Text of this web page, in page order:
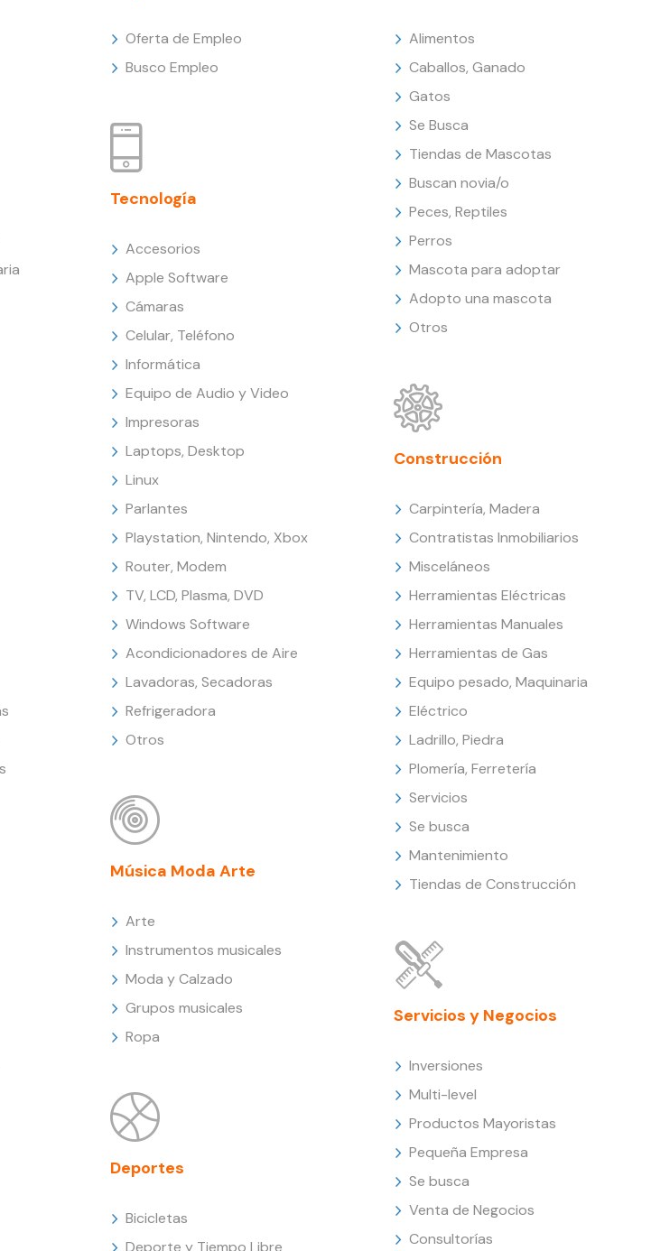
Oferta de Empleo
Busco Empleo
Tecnología
Accesorios
Apple Software
Cámaras
Celular, Teléfono
Informática
Equipo de Audio y Video
Impresoras
Laptops, Desktop
Linux
Parlantes
Playstation, Nintendo, Xbox
Router, Modem
TV, LCD, Plasma, DVD
Windows Software
Acondicionadores de Aire
Lavadoras, Secadoras
Refrigeradora
Otros
Música Moda Arte
Arte
Instrumentos musicales
Moda y Calzado
Grupos musicales
Ropa
Deportes
Bicicletas
Deporte y Tiempo Libre
Alimentos
Caballos, Ganado
Gatos
Se Busca
Tiendas de Mascotas
Buscan novia/o
Peces, Reptiles
Perros
Mascota para adoptar
Adopto una mascota
Otros
Construcción
Carpintería, Madera
Contratistas Inmobiliarios
Misceláneos
Herramientas Eléctricas
Herramientas Manuales
Herramientas de Gas
Equipo pesado, Maquinaria
Eléctrico
Ladrillo, Piedra
Plomería, Ferretería
Servicios
Se busca
Mantenimiento
Tiendas de Construcción
Servicios y Negocios
Inversiones
Multi-level
Productos Mayoristas
Pequeña Empresa
Se busca
Venta de Negocios
Consultorías